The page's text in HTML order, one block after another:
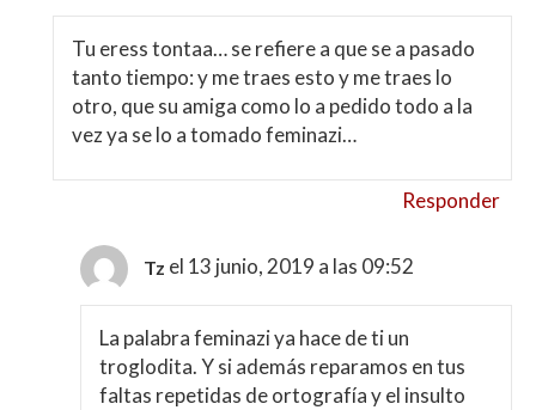
Tu eress tontaa… se refiere a que se a pasado
tanto tiempo: y me traes esto y me traes lo
otro, que su amiga como lo a pedido todo a la
vez ya se lo a tomado feminazi…
Responder
Tz el 13 junio, 2019 a las 09:52
La palabra feminazi ya hace de ti un
troglodita. Y si además reparamos en tus
faltas repetidas de ortografía y el insulto